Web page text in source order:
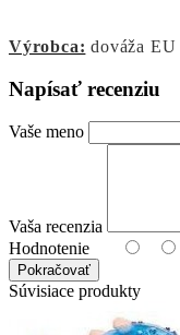
Výrobca: dováža EU
Napísať recenziu
Vaše meno
Vaša recenzia
Hodnotenie
Pokračovať
Súvisiace produkty